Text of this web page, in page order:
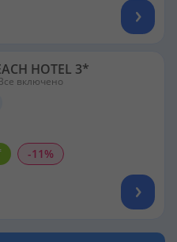
HOTEL 3*
включено
-11%